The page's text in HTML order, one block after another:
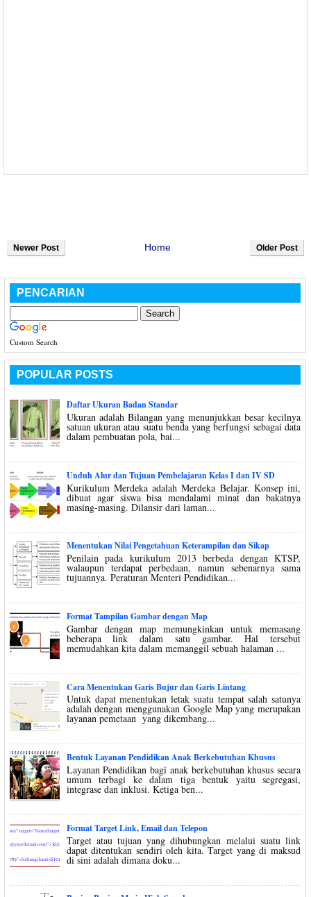
Newer Post Older Post
Home
PENCARIAN
Custom Search
POPULAR POSTS
Daftar Ukuran Badan Standar
Ukuran adalah Bilangan yang menunjukkan besar kecilnya
satuan ukuran atau suatu benda yang berfungsi sebagai data
dalam pembuatan pola, bai...
Unduh Alur dan Tujuan Pembelajaran Kelas I dan IV SD
Kurikulum Merdeka adalah Merdeka Belajar. Konsep ini,
dibuat agar siswa bisa mendalami minat dan bakatnya
masing-masing. Dilansir dari laman...
Menentukan Nilai Pengetahuan Keterampilan dan Sikap
Penilain pada kurikulum 2013 berbeda dengan KTSP,
walaupun terdapat perbedaan, namun sebenarnya sama
tujuannya. Peraturan Menteri Pendidikan...
Format Tampilan Gambar dengan Map
Gambar dengan map memungkinkan untuk memasang
beberapa link dalam satu gambar. Hal tersebut
memudahkan kita dalam memanggil sebuah halaman ...
Cara Menentukan Garis Bujur dan Garis Lintang
Untuk dapat menentukan letak suatu tempat salah satunya
adalah dengan menggunakan Google Map yang merupakan
layanan pemetaan yang dikembang...
Bentuk Layanan Pendidikan Anak Berkebutuhan Khusus
Layanan Pendidikan bagi anak berkebutuhan khusus secara
umum terbagi ke dalam tiga bentuk yaitu segregasi,
integrase dan inklusi. Ketiga ben...
Format Target Link, Email dan Telepon
Target atau tujuan yang dihubungkan melalui suatu link
dapat ditentukan sendiri oleh kita. Target yang di maksud
di sini adalah dimana doku...